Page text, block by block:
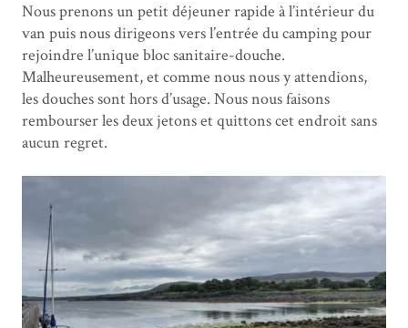
Nous prenons un petit déjeuner rapide à l’intérieur du
van puis nous dirigeons vers l’entrée du camping pour
rejoindre l’unique bloc sanitaire-douche.
Malheureusement, et comme nous nous y attendions,
les douches sont hors d’usage. Nous nous faisons
rembourser les deux jetons et quittons cet endroit sans
aucun regret.